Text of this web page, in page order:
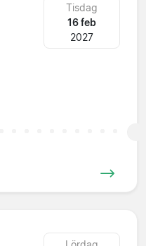
Tisdag
16 feb
2027